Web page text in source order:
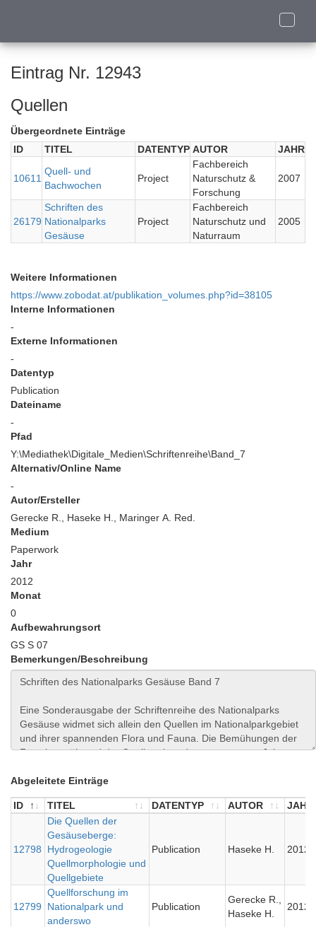
Toggle
Eintrag Nr. 12943
Quellen
Übergeordnete Einträge
ID
TITEL DATENTYP AUTOR JAHR
10611
Quell- und
Bachwochen
Project
Fachbereich
Naturschutz &
Forschung
2007
26179
Schriften des
Nationalparks
Gesäuse
Project
Fachbereich
Naturschutz und
Naturraum
2005
Weitere Informationen
https://www.zobodat.at/publikation_volumes.php?id=38105
Interne Informationen
-
Externe Informationen
-
Datentyp
Publication
Dateiname
-
Pfad
Y:\Mediathek\Digitale_Medien\Schriftenreihe\Band_7
Alternativ/Online Name
-
Autor/Ersteller
Gerecke R., Haseke H., Maringer A. Red.
Medium
Paperwork
Jahr
2012
Monat
0
Aufbewahrungsort
GS S 07
Bemerkungen/Beschreibung
Abgeleitete Einträge
ID TITEL DATENTYP AUTOR
JAHR
TITEL
12798
Die Quellen der
Gesäuseberge:
Hydrogeologie
Quellmorphologie und
Quellgebiete
Publication Haseke H. 2012
12799
Quellforschung im
Nationalpark und
anderswo
Publication
Gerecke R.,
Haseke H.
2012